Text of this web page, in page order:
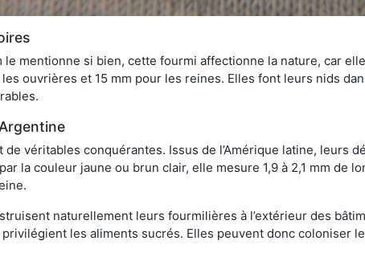
le mentionne si bien, cette fourmi affectionne la nature, car
ouvrières et 15 mm pour les reines. Elles font leurs nids
de véritables conquérantes. Issus de l’Amérique latine, leurs
la couleur jaune ou brun clair, elle mesure 1,9 à 2,1 mm
naturellement leurs fourmilières à l’extérieur des
les aliments sucrés. Elles peuvent donc coloniser